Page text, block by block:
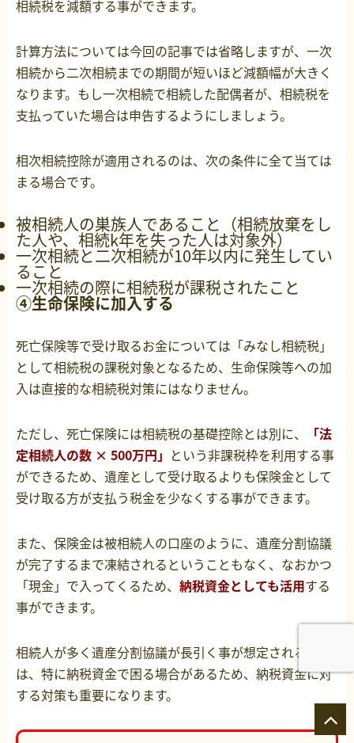
相続税を減額する事ができます。
計算方法については今回の記事では省略しますが、一次
相続から二次相続までの期間が短いほど減額幅が大きく
なります。もし一次相続で相続した配偶者が、相続税を
支払っていた場合は申告するようにしましょう。
相次相続控除が適用されるのは、次の条件に全て当ては
まる場合です。
被相続人の巣族人であること（相続放棄をし
た人や、相続k年を失った人は対象外）
一次相続と二次相続が10年以内に発生してい
ること
一次相続の際に相続税が課税されたこと
④生命保険に加入する
死亡保険等で受け取るお金については「みなし相続税」
として相続税の課税対象となるため、生命保険等への加
入は直接的な相続税対策にはなりません。
ただし、死亡保険には相続税の基礎控除とは別に、
「法
定相続人の数 × 500万円」 という非課税枠を利用する事
ができるため、遺産として受け取るよりも保険金として
受け取る方が支払う税金を少なくする事ができます。
また、保険金は被相続人の口座のように、遺産分割協議
が完了するまで凍結されるということもなく、なおかつ
「現金」で入ってくるため、 納税資金としても活用する
事ができます。
相続人が多く遺産分割協議が長引く事が想定される場合
は、特に納税資金で困る場合があるため、納税資金に対
する対策も重要になります。